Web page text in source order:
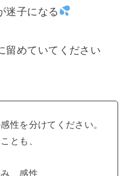
迷子になる
留めていてください
性を分けてください。
とも、
、感性、